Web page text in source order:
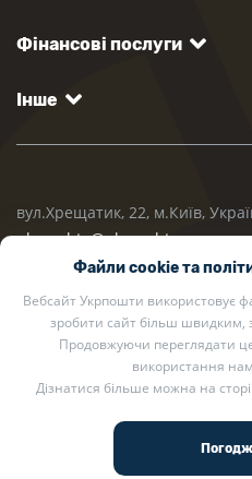
Фінансові послуги
Інше
вул.Хрещатик, 22, м.Київ,
ukrposhta@ukrposhta.ua
2002 — 2026 Укрпошта. Всі
Політика конфіденційності
Файли cookie та
Вебсайт Укрпошти використовує
зробити сайт більш швидким,
Продовжуючи переглядати
використання
Дізнатися більше можна на